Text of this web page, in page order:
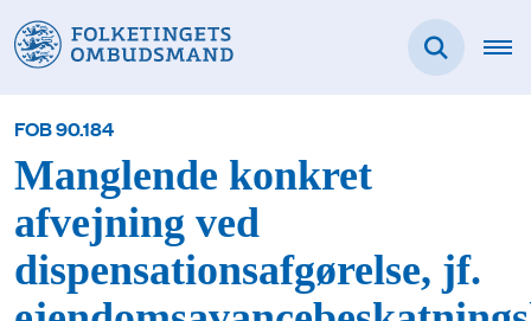
FOB 90.184
Manglende konkret
afvejning ved
dispensationsafgørelse, jf.